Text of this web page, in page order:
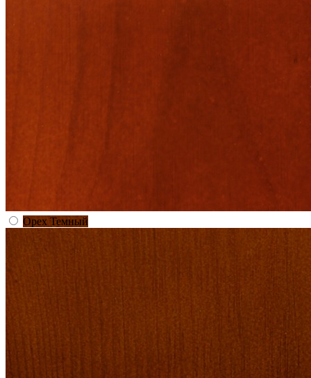
Орех Темный